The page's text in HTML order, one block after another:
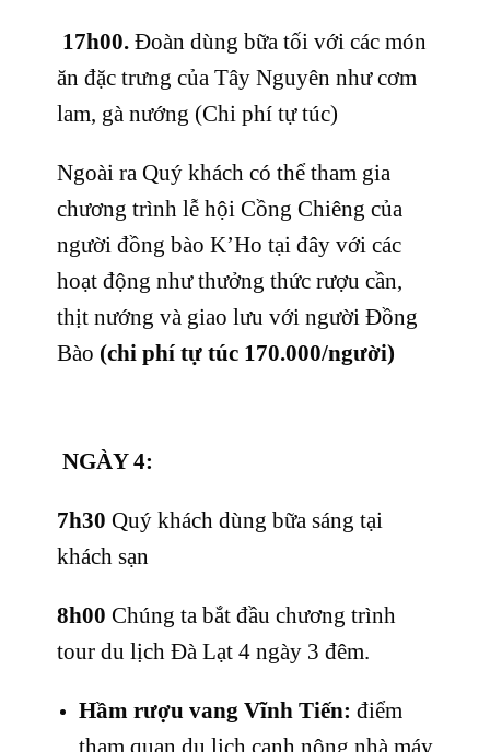
17h00. Đoàn dùng bữa tối với các món
ăn đặc trưng của Tây Nguyên như cơm
lam, gà nướng (Chi phí tự túc)
Ngoài ra Quý khách có thể tham gia
chương trình lễ hội Cồng Chiêng của
người đồng bào K’Ho tại đây với các
hoạt động như thưởng thức rượu cần,
thịt nướng và giao lưu với người Đồng
Bào (chi phí tự túc 170.000/người)
NGÀY 4:
7h30 Quý khách dùng bữa sáng tại
khách sạn
8h00 Chúng ta bắt đầu chương trình
tour du lịch Đà Lạt 4 ngày 3 đêm.
Hầm rượu vang Vĩnh Tiến:điểm
tham quan du lịch canh nông nhà máy